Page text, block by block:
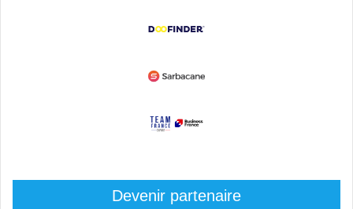
Devenir partenaire